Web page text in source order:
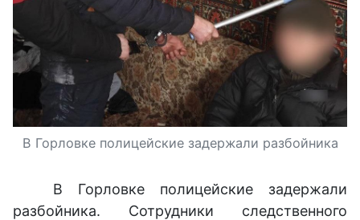
В Горловке полицейские задержали разбойника
В Горловке полицейские задержали
разбойника. Сотрудники следственного